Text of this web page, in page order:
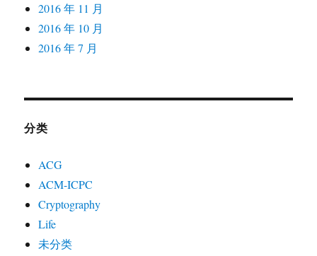
2016 年 11 月
2016 年 10 月
2016 年 7 月
分类
ACG
ACM-ICPC
Cryptography
Life
未分类